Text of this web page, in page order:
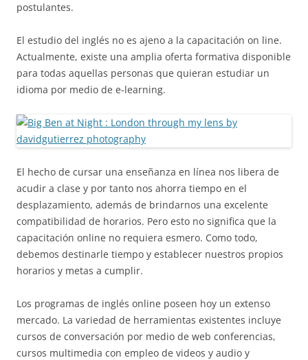
postulantes.
El estudio del inglés no es ajeno a la capacitación on line.
Actualmente, existe una amplia oferta formativa disponible
para todas aquellas personas que quieran estudiar un
idioma por medio de e-learning.
El hecho de cursar una enseñanza en línea nos libera de
acudir a clase y por tanto nos ahorra tiempo en el
desplazamiento, además de brindarnos una excelente
compatibilidad de horarios. Pero esto no significa que la
capacitación online no requiera esmero. Como todo,
debemos destinarle tiempo y establecer nuestros propios
horarios y metas a cumplir.
Los programas de inglés online poseen hoy un extenso
mercado. La variedad de herramientas existentes incluye
cursos de conversación por medio de web conferencias,
cursos multimedia con empleo de videos y audio y